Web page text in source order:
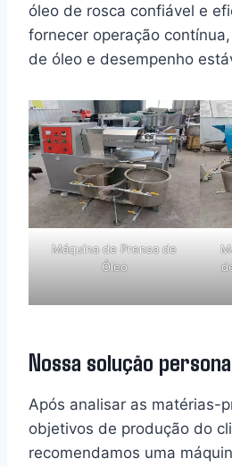
óleo de rosca confiável e
fornecer operação
de óleo e desempenho
Máquina de Prensa de
Óleo
Nossa solução
Após analisar as matérias-
objetivos de produção do
recomendamos uma